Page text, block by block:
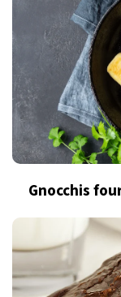
Gnocchis